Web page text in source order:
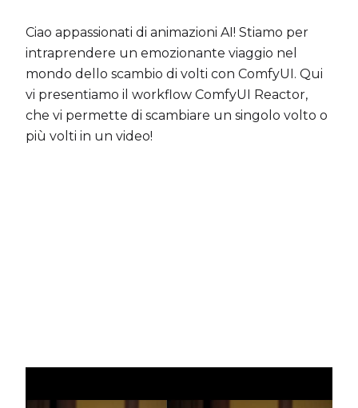
Ciao appassionati di animazioni AI! Stiamo per
intraprendere un emozionante viaggio nel
mondo dello scambio di volti con ComfyUI. Qui
vi presentiamo il workflow ComfyUI Reactor,
che vi permette di scambiare un singolo volto o
più volti in un video!